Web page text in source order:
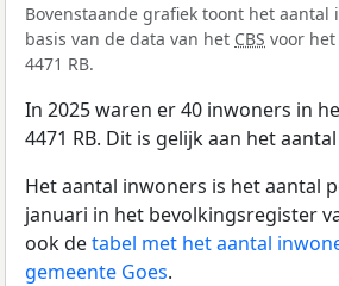
Bovenstaande grafiek toont het aantal
basis van de data van het CBS voor
4471 RB.
In 2025 waren er 40 inwoners in
4471 RB. Dit is gelijk aan het
Het aantal inwoners is het aantal
januari in het bevolkingsregister
ook detabel met het aantal
gemeente Goes.